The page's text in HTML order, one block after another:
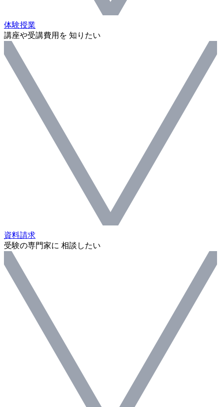
体験授業
講座や受講費用を 知りたい
資料請求
受験の専門家に 相談したい